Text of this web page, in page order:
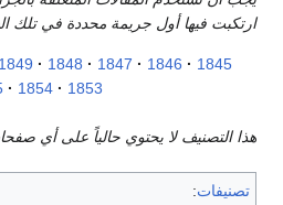
ارتكبت فيها أول جريمة محددة في تلك
1845
1846
1847
1848
1849
1853
1854
هذا التصنيف لا يحتوي حالياً على أي
تصنيفات: